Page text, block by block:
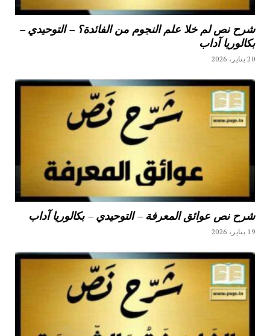
شرح نص لم خلا علم النجوم من الفائدة؟ – التوحيدي –
بكالوريا آداب
20 يناير، 2026
شرح نص عوائق المعرفة – التوحيدي – بكالوريا آداب
19 يناير، 2026